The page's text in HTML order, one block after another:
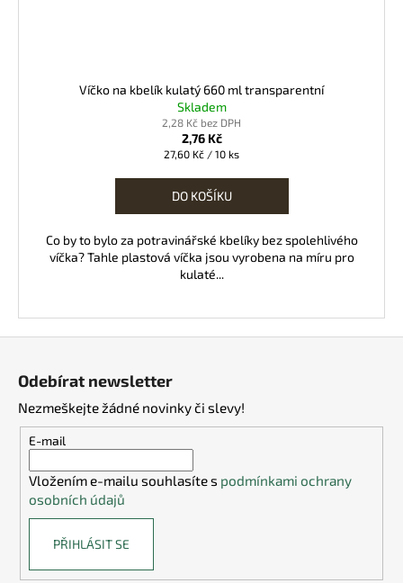
Víčko na kbelík kulatý 660 ml transparentní
Skladem
2,28 Kč bez DPH
2,76 Kč
Měrná
27,60 Kč / 10 ks
DO KOŠÍKU
Co by to bylo za potravinářské kbelíky bez spolehlivého
víčka? Tahle plastová víčka jsou vyrobena na míru pro
kulaté...
Odebírat newsletter
Nezmeškejte žádné novinky či slevy!
E-mail
Vložením e-mailu souhlasíte s podmínkami ochrany
osobních údajů
PŘIHLÁSIT SE